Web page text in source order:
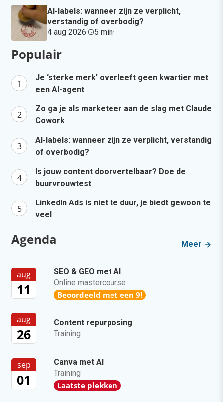
AI-labels: wanneer zijn ze verplicht,
verstandig of overbodig?
4 aug 2026· 5 min·
Populair
Je ‘sterke merk’ overleeft geen kwartier met
een AI-agent
Zo ga je als marketeer aan de slag met Claude
Cowork
AI-labels: wanneer zijn ze verplicht, verstandig
of overbodig?
Is jouw content doorvertelbaar? Doe de
buurvrouwtest
LinkedIn Ads is niet te duur, je biedt gewoon te
veel
Agenda Meer
aug
11
SEO & GEO met AI
Online mastercourse
Beoordeeld met een 9!
aug
26
Content repurposing
Training
sep
01
Canva met AI
Training
Laatste plekken